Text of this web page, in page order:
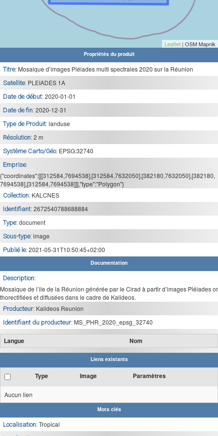
Leaflet | OSM Mapnik
Propriétés du produit
Titre: Mosaique d’images Pléiades multi spectrales 2020 sur la Réunion
Satellite: PLEIADES 1A
Date de début: 2020-01-01
Date de fin: 2020-12-31
Type de Produit: landuse
Résolution: 2 m
Système Carto/Géo: EPSG:32740
Emprise:
{"coordinates":[[[312584,7694538],[312584,7632050],[382180,7632050],[382180,
7694538],[312584,7694538]]],"type":"Polygon"}
Collection: KALCNES
Identifiant: 2672540788688884
Type: document
Sous-type: image
Publié le: 2021-05-31T10:50:45+02:00
Documentation
Description:
Mosaique de l’ile de la Réunion générée par le Cirad à partir d’images Pléiades or
thorectifiées et diffusées dans le cadre de Kalideos.
Producteur: Kalideos Reunion
Identifiant du producteur: MS_PHR_2020_epsg_32740
Langue Nom
Liens existants
Type Image Paramètres
Aucun lien
Mots clés
Localisation: Tropical